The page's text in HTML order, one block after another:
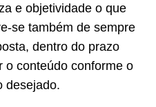
e objetividade o que
se também de sempre
dentro do prazo
o conteúdo conforme o
desejado.